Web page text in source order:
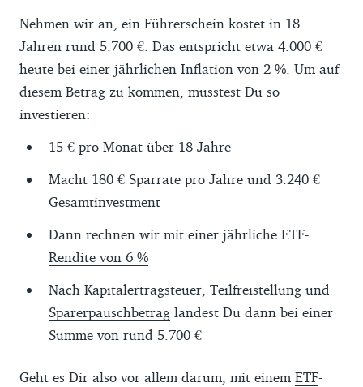
Nehmen wir an, ein Führerschein kostet in 18
Jahren rund 5.700 €. Das entspricht etwa 4.000 €
heute bei einer jährlichen Inflation von 2 %. Um auf
diesem Betrag zu kommen, müsstest Du so
investieren:
15 € pro Monat über 18 Jahre
Macht 180 € Sparrate pro Jahre und 3.240 €
Gesamtinvestment
Dann rechnen wir mit einer jährliche ETF-
Rendite von 6 %
Nach Kapitalertragsteuer, Teilfreistellung und
Sparerpauschbetrag landest Du dann bei einer
Summe von rund 5.700 €
Geht es Dir also vor allem darum, mit einem ETF-